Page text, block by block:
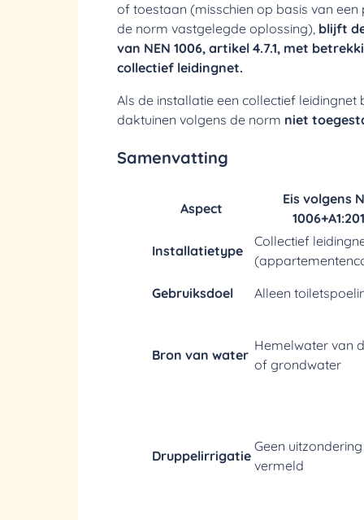
of toestaan (misschien op basis van
de norm vastgelegde oplossing), blijft
van NEN 1006, artikel 4.7.1, met
collectief leidingnet.
Als de installatie een collectief leidingnet
daktuinen volgens de norm niet
Samenvatting
Aspect
Eis volgens
Installatietype
Collectief
Gebruiksdoel
Alleen
Bron van water
Hemelwater van
of grondwater
Druppelirrigatie
Geen uitzondering
vermeld